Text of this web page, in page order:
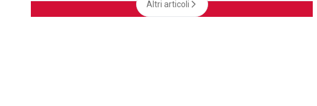
Altri articoli